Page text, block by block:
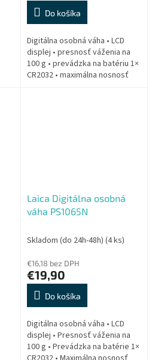
Do košíka
Digitálna osobná váha • LCD
displej • presnosť váženia na
100 g • prevádzka na batériu 1×
CR2032 • maximálna nosnosť
Laica Digitálna osobná
váha PS1065N
Skladom (do 24h-48h) (4 ks)
€16,18 bez DPH
€19,90
Do košíka
Digitálna osobná váha • LCD
displej • Presnosť váženia na
100 g • Prevádzka na batérie 1×